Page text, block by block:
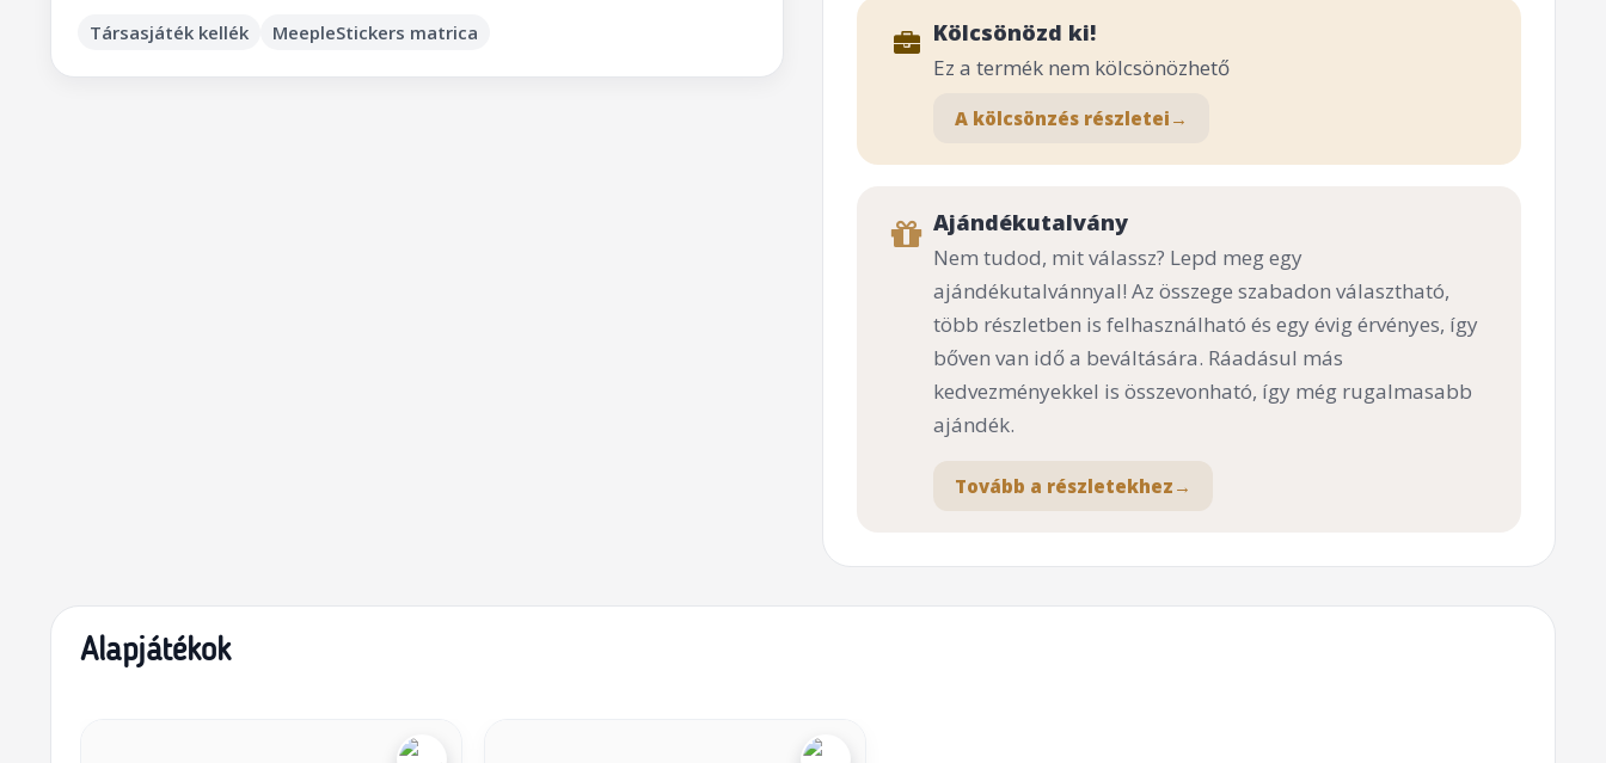
Társasjáték kellék MeepleStickers matrica Kölcsönözd ki!
Ez a termék nem kölcsönözhető
A kölcsönzés részletei →
Ajándékutalvány
Nem tudod, mit válassz? Lepd meg egy
ajándékutalvánnyal! Az összege szabadon választható,
több részletben is felhasználható és egy évig érvényes, így
bőven van idő a beváltására. Ráadásul más
kedvezményekkel is összevonható, így még rugalmasabb
ajándék.
Tovább a részletekhez →
Alapjátékok